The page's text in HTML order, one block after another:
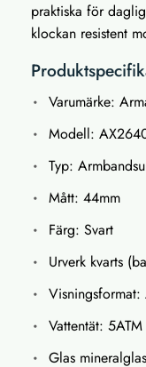
praktiska för
klockan resistent
Varumärke:
Modell:
Typ:
Mått: 44mm
Färg: Svart
Urverk kvarts
Vattentät: 5ATM
Glas mineralglas